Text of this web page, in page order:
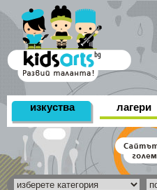
изкуства лагери